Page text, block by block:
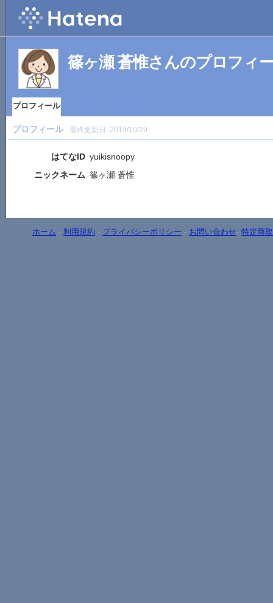
篠ヶ瀬 蒼惟さんのプロフィ
プロフィール
プロフィール 最終更新日: 2019/10/29
はてなID yuikisnoopy
ニックネーム 篠ヶ瀬 蒼惟
ホーム - 利用規約 - プライバシーポリシー - お問い合わせ- 特定商